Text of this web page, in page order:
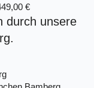
€
durch unsere